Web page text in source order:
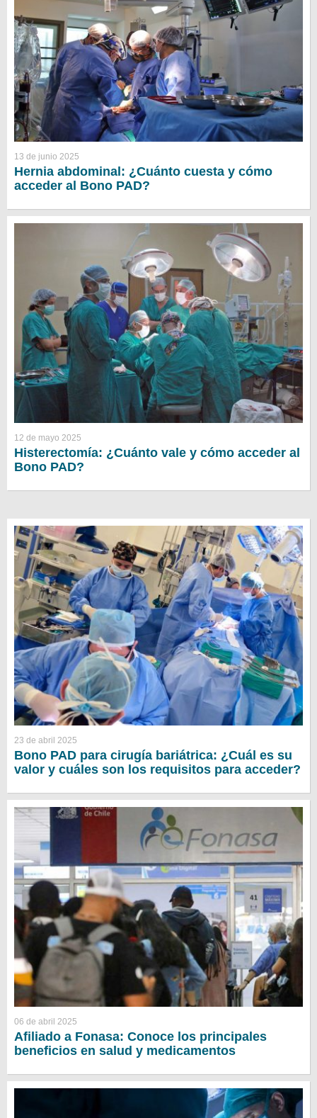
13 de junio 2025
Hernia abdominal: ¿Cuánto cuesta y cómo
acceder al Bono PAD?
12 de mayo 2025
Histerectomía: ¿Cuánto vale y cómo acceder al
Bono PAD?
23 de abril 2025
Bono PAD para cirugía bariátrica: ¿Cuál es su
valor y cuáles son los requisitos para acceder?
06 de abril 2025
Afiliado a Fonasa: Conoce los principales
beneficios en salud y medicamentos